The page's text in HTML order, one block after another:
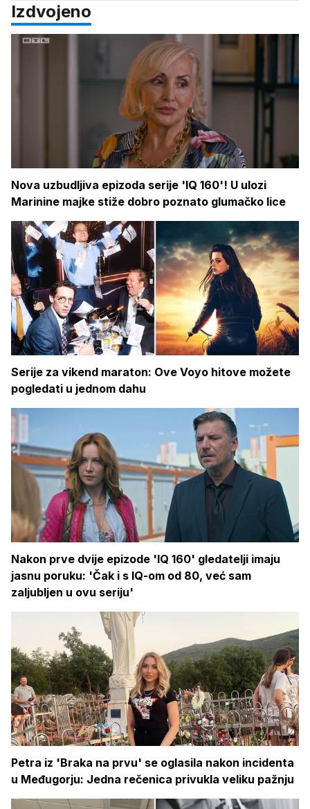
Izdvojeno
Nova uzbudljiva epizoda serije 'IQ 160'! U ulozi
Marinine majke stiže dobro poznato glumačko lice
Serije za vikend maraton: Ove Voyo hitove možete
pogledati u jednom dahu
Nakon prve dvije epizode 'IQ 160' gledatelji imaju
jasnu poruku: 'Čak i s IQ-om od 80, već sam
zaljubljen u ovu seriju'
Petra iz 'Braka na prvu' se oglasila nakon incidenta
u Međugorju: Jedna rečenica privukla veliku pažnju